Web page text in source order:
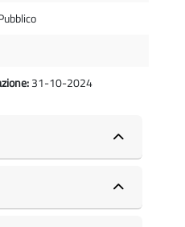
31-10-2024